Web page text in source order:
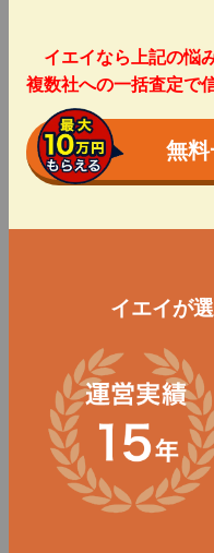
イエイなら上記の悩
複数社への一括査定で
無
イエイが